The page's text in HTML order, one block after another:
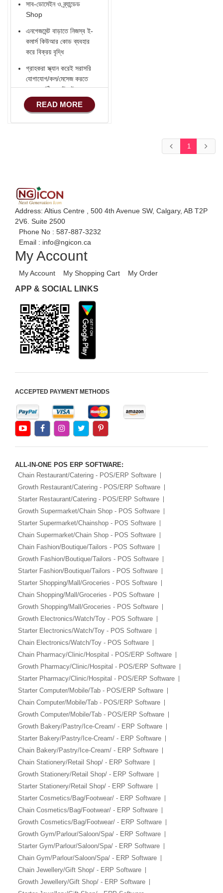
প্রোডাক্ট ফটোগ্রাফি 3 টি
পণ্য
প্রোডাক্ট ফটোগ্রাফি এডিট 3
টি পণ্য
সাব-ডোমেইন ও ব্র্যান্ডেড
Shop
এনগেজমেন্ট বাড়াতে নিজস্ব ই-
কমার্স কিউআর কোড ব্যবহার
করে বিক্রয় বৃদ্ধি
গ্রাহকরা স্ক্যান করেই সরাসরি
যোগাযোগ/কল/মেসেজ করতে
পারবেন (ঠিকানা/ইমেইল -
হোয়াটসঅ্যাপ - ফোন)
Verified ভেন্ডর Badge
ফেসবুক পিক্সেল Setup করে
ওয়েবসাইটের ভিজিটর
এক্টিভিটি রেকর্ড করে টার্গেটেড
বিজ্ঞাপন
READ MORE
1
Address: Altius Centre , 500 4th Avenue SW, Calgary, AB T2P
2V6. Suite 2500
Phone No : 587-887-3232
Email : info@ngicon.ca
My Account
My Account My Shopping Cart My Order
APP & SOCIAL LINKS
ACCEPTED PAYMENT METHODS
ALL-IN-ONE POS ERP SOFTWARE:
Chain Restaurant/Catering - POS/ERP Software
Growth Restaurant/Catering - POS/ERP Software
Starter Restaurant/Catering - POS/ERP Software
Growth Supermarket/Chain Shop - POS Software
Starter Supermarket/Chainshop - POS Software
Chain Supermarket/Chain Shop - POS Software
Chain Fashion/Boutique/Tailors - POS Software
Growth Fashion/Boutique/Tailors - POS Software
Starter Fashion/Boutique/Tailors - POS Software
Starter Shopping/Mall/Groceries - POS Software
Chain Shopping/Mall/Groceries - POS Software
Growth Shopping/Mall/Groceries - POS Software
Growth Electronics/Watch/Toy - POS Software
Starter Electronics/Watch/Toy - POS Software
Chain Electronics/Watch/Toy - POS Software
Chain Pharmacy/Clinic/Hospital - POS/ERP Software
Growth Pharmacy/Clinic/Hospital - POS/ERP Software
Starter Pharmacy/Clinic/Hospital - POS/ERP Software
Starter Computer/Mobile/Tab - POS/ERP Software
Chain Computer/Mobile/Tab - POS/ERP Software
Growth Computer/Mobile/Tab - POS/ERP Software
Growth Bakery/Pastry/Ice-Cream/ - ERP Software
Starter Bakery/Pastry/Ice-Cream/ - ERP Software
Chain Bakery/Pastry/Ice-Cream/ - ERP Software
Chain Stationery/Retail Shop/ - ERP Software
Growth Stationery/Retail Shop/ - ERP Software
Starter Stationery/Retail Shop/ - ERP Software
Starter Cosmetics/Bag/Footwear/ - ERP Software
Chain Cosmetics/Bag/Footwear/ - ERP Software
Growth Cosmetics/Bag/Footwear/ - ERP Software
Growth Gym/Parlour/Saloon/Spa/ - ERP Software
Starter Gym/Parlour/Saloon/Spa/ - ERP Software
Chain Gym/Parlour/Saloon/Spa/ - ERP Software
Chain Jewellery/Gift Shop/ - ERP Software
Growth Jewellery/Gift Shop/ - ERP Software